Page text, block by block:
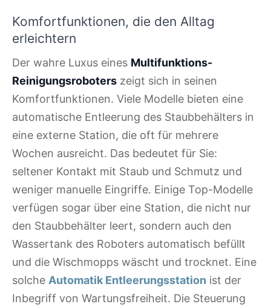
Komfortfunktionen, die den Alltag
erleichtern
Der wahre Luxus eines Multifunktions-
Reinigungsroboters zeigt sich in seinen
Komfortfunktionen. Viele Modelle bieten eine
automatische Entleerung des Staubbehälters in
eine externe Station, die oft für mehrere
Wochen ausreicht. Das bedeutet für Sie:
seltener Kontakt mit Staub und Schmutz und
weniger manuelle Eingriffe. Einige Top-Modelle
verfügen sogar über eine Station, die nicht nur
den Staubbehälter leert, sondern auch den
Wassertank des Roboters automatisch befüllt
und die Wischmopps wäscht und trocknet. Eine
solche Automatik Entleerungsstation ist der
Inbegriff von Wartungsfreiheit. Die Steuerung